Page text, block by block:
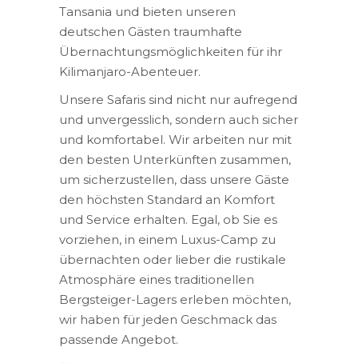
Tansania und bieten unseren
deutschen Gästen traumhafte
Übernachtungsmöglichkeiten für ihr
Kilimanjaro-Abenteuer.
Unsere Safaris sind nicht nur aufregend
und unvergesslich, sondern auch sicher
und komfortabel. Wir arbeiten nur mit
den besten Unterkünften zusammen,
um sicherzustellen, dass unsere Gäste
den höchsten Standard an Komfort
und Service erhalten. Egal, ob Sie es
vorziehen, in einem Luxus-Camp zu
übernachten oder lieber die rustikale
Atmosphäre eines traditionellen
Bergsteiger-Lagers erleben möchten,
wir haben für jeden Geschmack das
passende Angebot.